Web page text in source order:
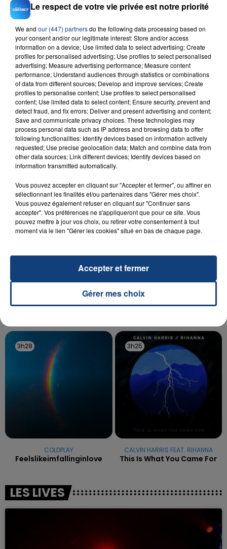
FIL D'ACTU
23 juillet 2026
INCENDIE MORTEL À LENS : UNE FEMME ET
SON BÉBÉ ENTRE LA VIE ET LA...
Un homme s'est immolé par le feu après avoir
aspergé sa compagne et leur bébé de trois mois
UNE ADOLESCENTE DEVANT SE FAIRE
OPÉRER DE LA CHEVILLE RESSORT DE LA...
La famille a porté plainte contre la clinique qui a
reconnu sa responsabilité et présenté ses
excuses.
3h28
3h28
COLDPLAY
Feelslikeimfallinginlove
3h25
3h25
CALVIN HARRIS FEAT. RIHANNA
This Is What You Came For
LES LIVES
Le respect de votre vie privée est notre priorité
We and our (447) partnersdo the following data processing based on
your consent and/or our legitimate interest: Store and/or access
information on a device; Use limited data to select advertising; Create
profiles for personalised advertising; Use profiles to select personalised
advertising; Measure advertising performance; Measure content
performance; Understand audiences through statistics or combinations
of data from different sources; Develop and improve services; Create
profiles to personalise content; Use profiles to select personalised
content; Use limited data to select content; Ensure security, prevent and
detect fraud, and fix errors; Deliver and present advertising and content;
Save and communicate privacy choices. These technologies may
process personal data such as IP address and browsing data to offer
following functionalities: Identify devices based on information actively
requested; Use precise geolocation data; Match and combine data from
other data sources; Link different devices; Identify devices based on
information transmitted automatically.
Vous pouvez accepter en cliquant sur "Accepter et fermer", ou affiner en
sélectionnant les finalités et/ou partenaires dans "Gérer mes choix".
Vous pouvez également refuser en cliquant sur "Continuer sans
accepter". Vos préférences ne s'appliqueront que pour ce site. Vous
pouvez mettre à jour vos choix, ou retirer votre consentement à tout
moment via le lien "Gérer les cookies" situé en bas de chaque page.
Gérer mes choix
Accepter et fermer